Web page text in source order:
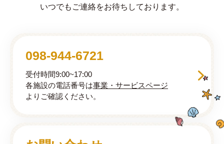
いつでもご連絡をお待ちしております。
098-944-6721
受付時間9:00~17:00
各施設の電話番号は事業・サービスページ
よりご確認ください。